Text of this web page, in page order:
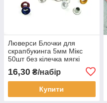
Люверси Блочки для
скрапбукинга 5мм Мікс
50шт без кілечка мягкі
16,30 ₴/набір
Купити